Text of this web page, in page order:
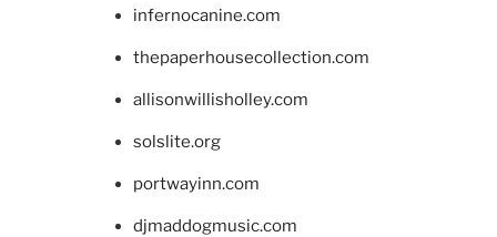
infernocanine.com
thepaperhousecollection.com
allisonwillisholley.com
solslite.org
portwayinn.com
djmaddogmusic.com